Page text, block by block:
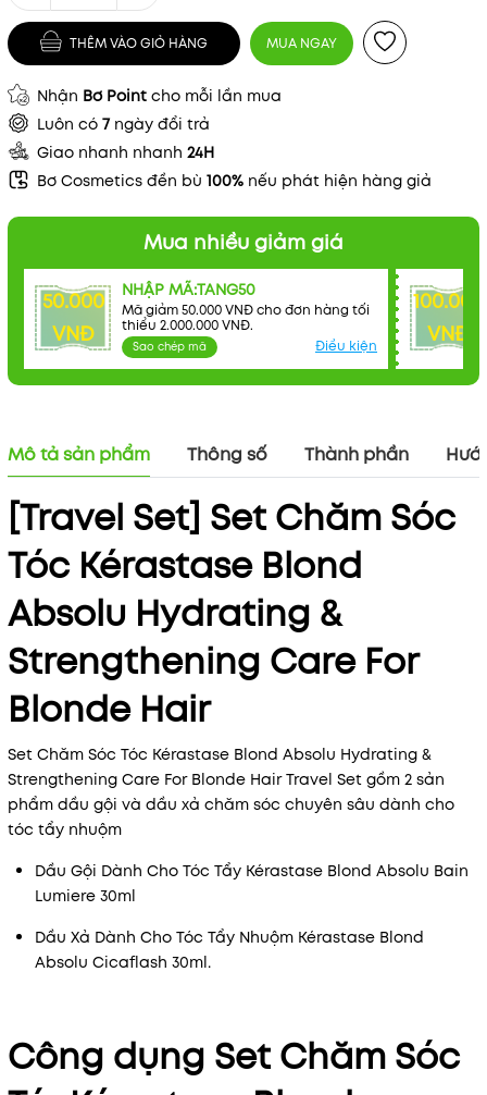
THÊM VÀO GIỎ HÀNG MUA NGAY
Nhận Bơ Point cho mỗi lần mua
Luôn có 7 ngày đổi trả
Giao nhanh nhanh 24H
Bơ Cosmetics đền bù 100% nếu phát hiện hàng giả
Mua nhiều giảm giá
50.000
VNĐ
NHẬP MÃ:TANG50
Mã giảm 50.000 VNĐ cho đơn hàng tối
thiểu 2.000.000 VNĐ.
Sao chép mã Điều kiện
100.000
VNĐ
Mã khuyến mãi:
Điều kiện:
Mô tả sản phẩm Thông số Thành phần
[Travel Set] Set Chăm Sóc
Tóc Kérastase Blond
Absolu Hydrating &
Strengthening Care For
Blonde Hair
Set Chăm Sóc Tóc Kérastase Blond Absolu Hydrating &
Strengthening Care For Blonde Hair Travel Set gồm 2 sản
phẩm dầu gội và dầu xả chăm sóc chuyên sâu dành cho
tóc tẩy nhuộm
Dầu Gội Dành Cho Tóc Tẩy Kérastase Blond Absolu Bain
Lumiere 30ml
Dầu Xả Dành Cho Tóc Tẩy Nhuộm Kérastase Blond
Absolu Cicaflash 30ml.
Công dụng Set Chăm Sóc